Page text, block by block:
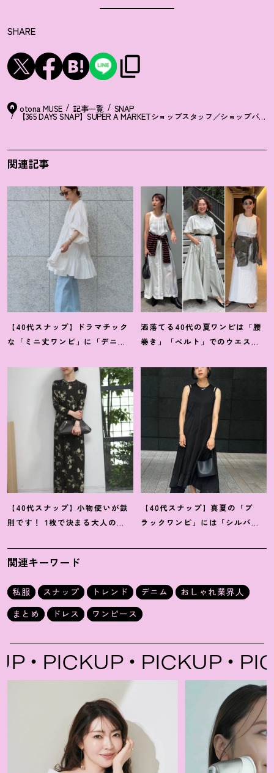
SHARE
otona MUSE 記事一覧 SNAP
【365 DAYS SNAP】SUPER A MARKETショップスタッフ／ショップバ
関連記事
【40代スナップ】ドラマチック
な「ミニ丈ワンピ」に「デニ
夏紀さん
洒落てる40代の夏ワンピは「腰
巻き」「ベルト」でのウエスト
【40代スナップ】小物使いが鉄
則です ！ 1枚で決まる大人の
ん
【40代スナップ】真夏の「ブ
ラックワンピ」には「シルバー
果林さん
関連キーワード
私服 スナップ トレンド デニム
おしゃれ業界人
まとめ
ドレス ワンピース
PICKUP PICKUP